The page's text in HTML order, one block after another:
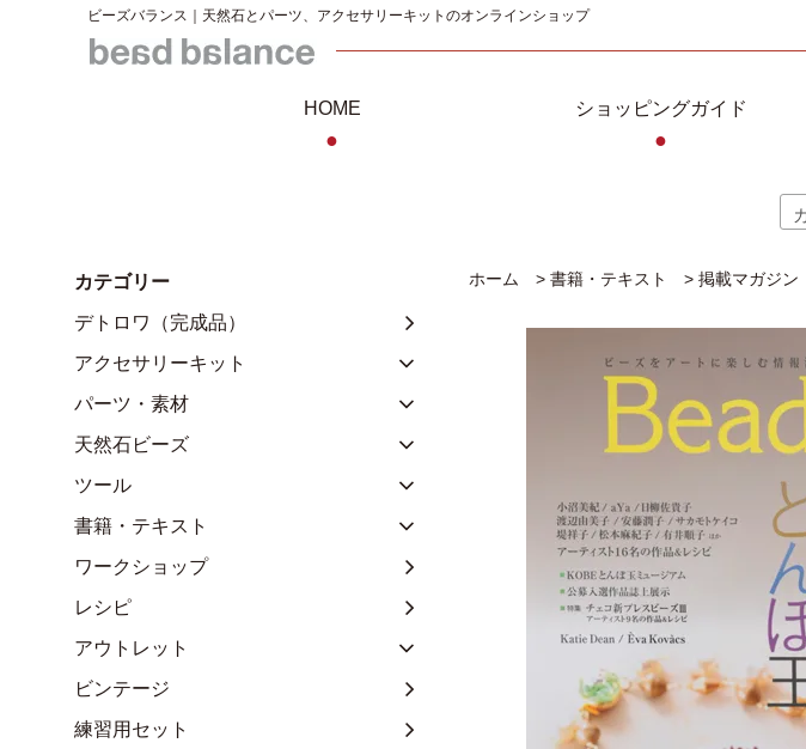
ビーズバランス｜天然石とパーツ、アクセサリーキットのオンラインショップ
HOME
●
ショッピングガイド
●
ホーム > 書籍・テキスト > 掲載マガジン
カテゴリー
デトロワ（完成品）
アクセサリーキット
パーツ・素材
天然石ビーズ
ツール
書籍・テキスト
ワークショップ
レシピ
アウトレット
ビンテージ
練習用セット